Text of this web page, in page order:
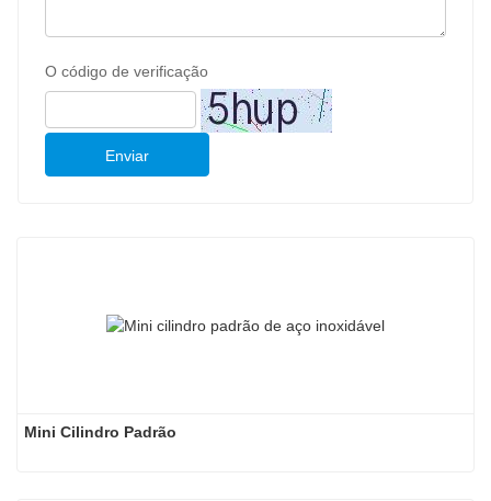
O código de verificação
Enviar
Mini Cilindro Padrão